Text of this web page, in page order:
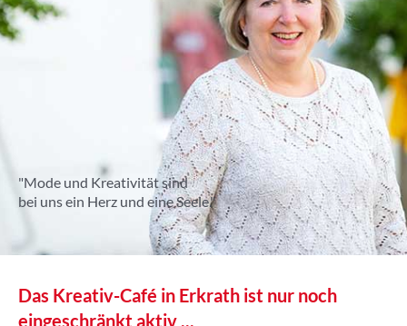
"Mode und Kreativität sind
bei uns ein Herz und eine Seele."
Das Kreativ-Café in Erkrath ist nur noch
eingeschränkt aktiv ...